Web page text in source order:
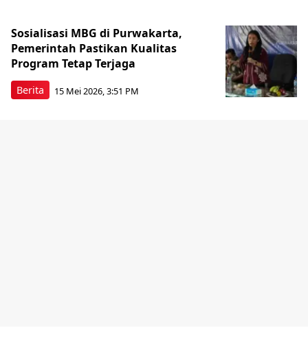
Berita
Sosialisasi MBG di Purwakarta,
Pemerintah Pastikan Kualitas
Program Tetap Terjaga
15 Mei 2026, 3:51 PM